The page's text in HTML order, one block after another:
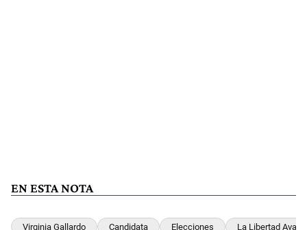
EN ESTA NOTA
Virginia Gallardo Candidata Elecciones La Libertad